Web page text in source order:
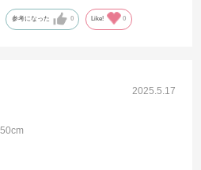
参考になった 0 Like! 0
2025.5.17